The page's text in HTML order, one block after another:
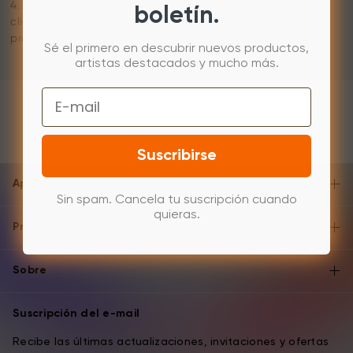
4. O bien, desactive globalmente la función táctil haciendo
clic en el interruptor táctil ubicado en la parte superior del
producto.
Apoyo y ayuda
Productos
Sobre
Suscripción del e-mail
Recibe las últimas actualizaciones, invitaciones y ofertas
boletín.
Sé el primero en descubrir nuevos productos,
artistas destacados y mucho más.
Email
Suscribirse
Sin spam. Cancela tu suscripción cuando
quieras.